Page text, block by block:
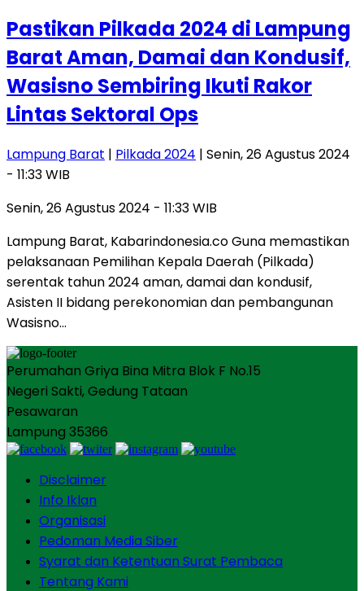
Pastikan Pilkada 2024 di Lampung
Barat Aman, Damai dan Kondusif,
Wasisno Sembiring Ikuti Rakor
Lintas Sektoral Ops
Lampung Barat | Pilkada 2024 | Senin, 26 Agustus 2024
- 11:33 WIB
Senin, 26 Agustus 2024 - 11:33 WIB
Lampung Barat, Kabarindonesia.co Guna memastikan
pelaksanaan Pemilihan Kepala Daerah (Pilkada)
serentak tahun 2024 aman, damai dan kondusif,
Asisten II bidang perekonomian dan pembangunan
Wasisno…
Perumahan Griya Bina Mitra Blok F No.15
Negeri Sakti, Gedung Tataan
Pesawaran
Lampung 35366
Disclaimer
Info Iklan
Organisasi
Pedoman Media Siber
Syarat dan Ketentuan Surat Pembaca
Tentang Kami